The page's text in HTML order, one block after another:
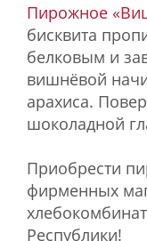
Пирожное
бисквита
белковым и
вишнёвой
арахиса.
шоколадной
Приобрести
фирменных
Республики!